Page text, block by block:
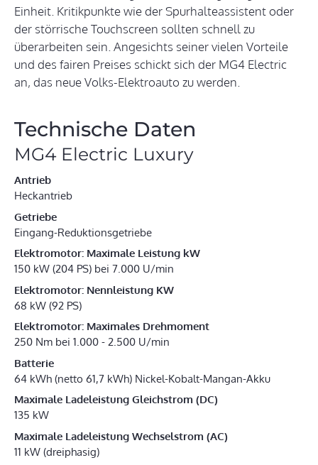
Einheit. Kritikpunkte wie der Spurhalteassistent oder
der störrische Touchscreen sollten schnell zu
überarbeiten sein. Angesichts seiner vielen Vorteile
und des fairen Preises schickt sich der MG4 Electric
an, das neue Volks-Elektroauto zu werden.
Technische Daten
MG4 Electric Luxury
Antrieb
Heckantrieb
Getriebe
Eingang-Reduktionsgetriebe
Elektromotor: Maximale Leistung kW
150 kW (204 PS) bei 7.000 U/min
Elektromotor: Nennleistung KW
68 kW (92 PS)
Elektromotor: Maximales Drehmoment
250 Nm bei 1.000 - 2.500 U/min
Batterie
64 kWh (netto 61,7 kWh) Nickel-Kobalt-Mangan-Akku
Maximale Ladeleistung Gleichstrom (DC)
135 kW
Maximale Ladeleistung Wechselstrom (AC)
11 kW (dreiphasig)